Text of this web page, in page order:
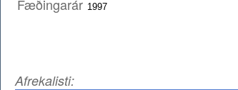
Fæðingarár
Afrekalisti: